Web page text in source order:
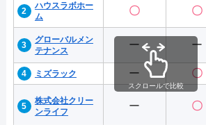
ハウスラボホー
ム
〇 〇
グローバルメン
テナンス
ー ー
ミズラック ー 〇
株式会社クリー
ンライフ
ー 〇
スクロールで比較